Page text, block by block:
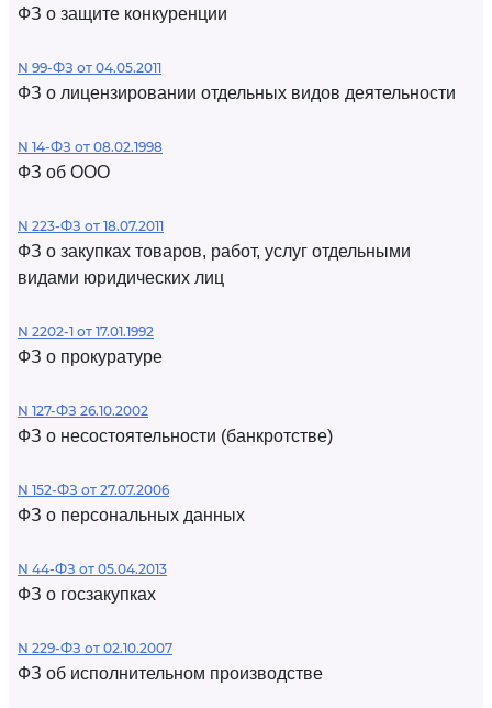
ФЗ о защите конкуренции
N 99-ФЗ от 04.05.2011
ФЗ о лицензировании отдельных видов деятельности
N 14-ФЗ от 08.02.1998
ФЗ об ООО
N 223-ФЗ от 18.07.2011
ФЗ о закупках товаров, работ, услуг отдельными
видами юридических лиц
N 2202-1 от 17.01.1992
ФЗ о прокуратуре
N 127-ФЗ 26.10.2002
ФЗ о несостоятельности (банкротстве)
N 152-ФЗ от 27.07.2006
ФЗ о персональных данных
N 44-ФЗ от 05.04.2013
ФЗ о госзакупках
N 229-ФЗ от 02.10.2007
ФЗ об исполнительном производстве